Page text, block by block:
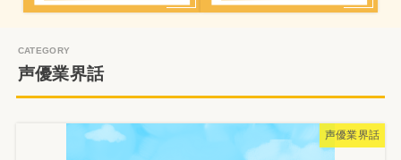
声優業界話
声優業界話